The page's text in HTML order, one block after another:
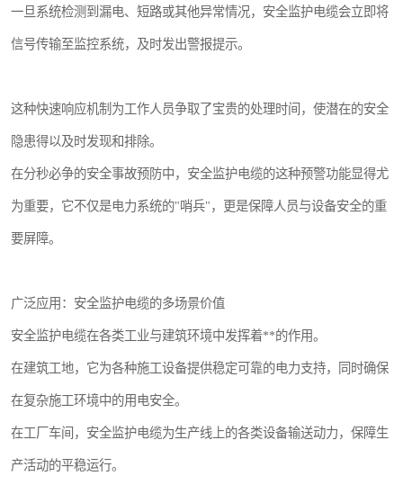
一旦系统检测到漏电、短路或其他异常情况，安全监护电缆会立即将
信号传输至监控系统，及时发出警报提示。
这种快速响应机制为工作人员争取了宝贵的处理时间，使潜在的安全
隐患得以及时发现和排除。
在分秒必争的安全事故预防中，安全监护电缆的这种预警功能显得尤
为重要，它不仅是电力系统的"哨兵"，更是保障人员与设备安全的重
要屏障。
广泛应用：安全监护电缆的多场景价值
安全监护电缆在各类工业与建筑环境中发挥着**的作用。
在建筑工地，它为各种施工设备提供稳定可靠的电力支持，同时确保
在复杂施工环境中的用电安全。
在工厂车间，安全监护电缆为生产线上的各类设备输送动力，保障生
产活动的平稳运行。